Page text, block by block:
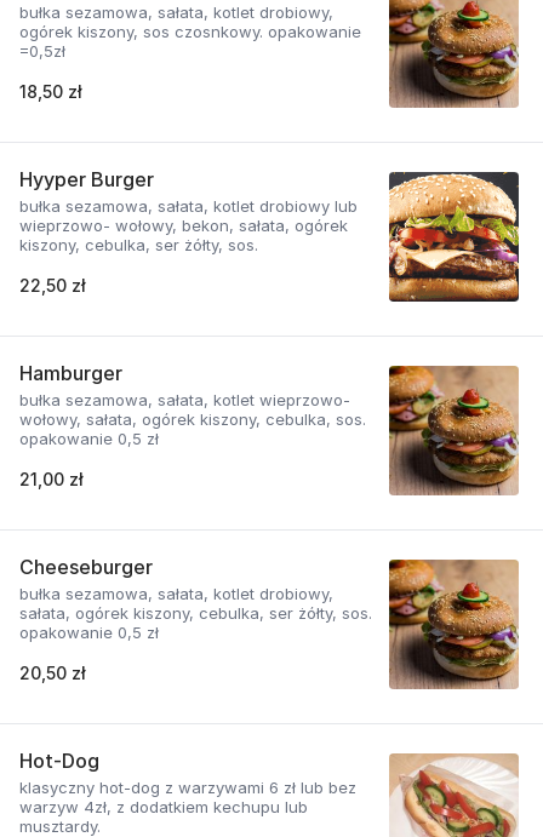
bułka sezamowa, sałata, kotlet drobiowy,
ogórek kiszony, sos czosnkowy. opakowanie
=0,5zł
18,50 zł
Hyyper Burger
bułka sezamowa, sałata, kotlet drobiowy lub
wieprzowo- wołowy, bekon, sałata, ogórek
kiszony, cebulka, ser żółty, sos.
22,50 zł
Hamburger
bułka sezamowa, sałata, kotlet wieprzowo-
wołowy, sałata, ogórek kiszony, cebulka, sos.
opakowanie 0,5 zł
21,00 zł
Cheeseburger
bułka sezamowa, sałata, kotlet drobiowy,
sałata, ogórek kiszony, cebulka, ser żółty, sos.
opakowanie 0,5 zł
20,50 zł
Hot-Dog
klasyczny hot-dog z warzywami 6 zł lub bez
warzyw 4zł, z dodatkiem kechupu lub
musztardy.